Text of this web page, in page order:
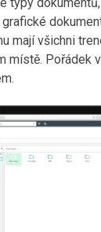
mají všichni
místě. Pořádek